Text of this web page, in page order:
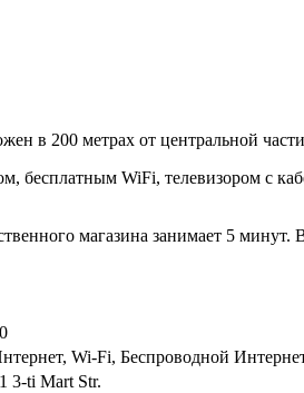
в 200 метрах от центральной
бесплатным WiFi, телевизором с
магазина занимает 5 минут.
Wi-Fi, Беспроводной
3-ti Mart Str.